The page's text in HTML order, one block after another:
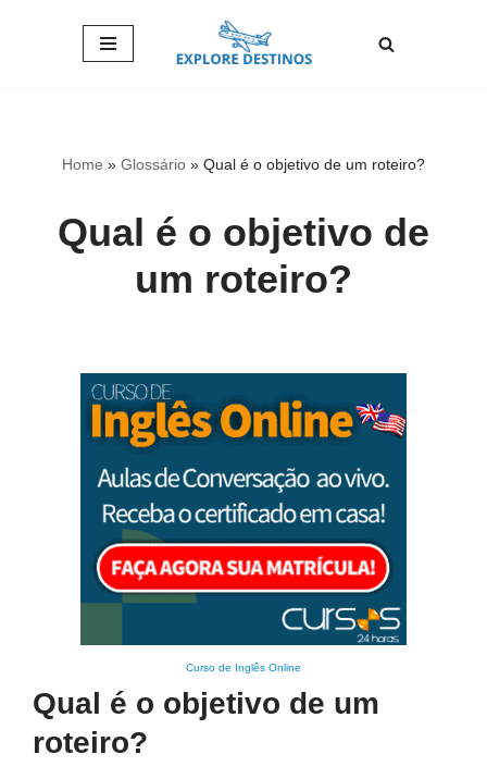
Home » Glossário » Qual é o objetivo de um roteiro?
Qual é o objetivo de
um roteiro?
Curso de Inglês Online
Qual é o objetivo de um
roteiro?